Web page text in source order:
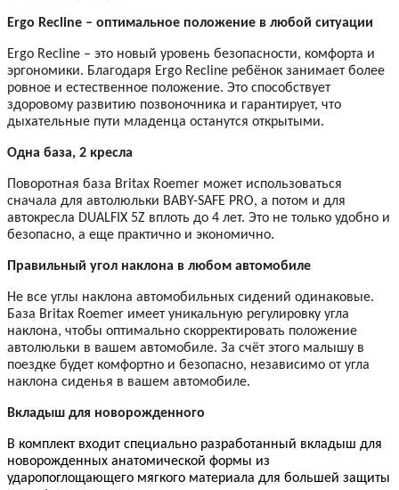
Ergo Recline – оптимальное положение в любой ситуации
Ergo Recline – это новый уровень безопасности, комфорта и
эргономики. Благодаря Ergo Recline ребёнок занимает более
ровное и естественное положение. Это способствует
здоровому развитию позвоночника и гарантирует, что
дыхательные пути младенца останутся открытыми.
Одна база, 2 кресла
Поворотная база Britax Roemer может использоваться
сначала для автолюльки BABY-SAFE PRO, а потом и для
автокресла DUALFIX 5Z вплоть до 4 лет. Это не только удобно и
безопасно, а еще практично и экономично.
Правильный угол наклона в любом автомобиле
Не все углы наклона автомобильных сидений одинаковые.
База Britax Roemer имеет уникальную регулировку угла
наклона, чтобы оптимально скорректировать положение
автолюльки в вашем автомобиле. За счёт этого малышу в
поездке будет комфортно и безопасно, независимо от угла
наклона сиденья в вашем автомобиле.
Вкладыш для новорожденного
В комплект входит специально разработанный вкладыш для
новорожденных анатомической формы из
ударопоглощающего мягкого материала для большей защиты